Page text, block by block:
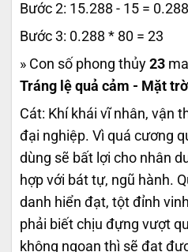
Bước 2: 15.288 - 15 = 0.288
Bước 3: 0.288 * 80 = 23
» Con số phong thủy 23
Tráng lệ quả cảm - Mặt
Cát: Khí khái vĩ nhân, vận
đại nghiệp. Vì quá cương
dùng sẽ bất lợi cho nhân
hợp với bát tự, ngũ hành.
danh hiển đạt, tột đỉnh
phải biết chịu đựng vượt
không ngoan thì sẽ đạt